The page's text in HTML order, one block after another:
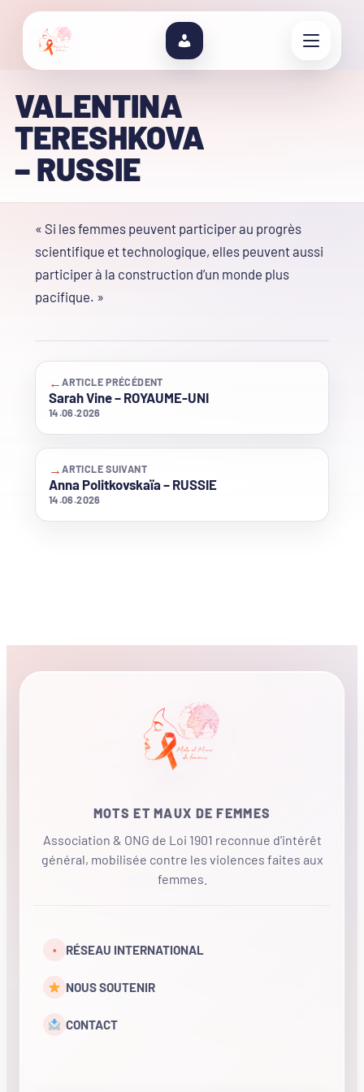
VALENTINA
TERESHKOVA
– RUSSIE
« Si les femmes peuvent participer au progrès
scientifique et technologique, elles peuvent aussi
participer à la construction d’un monde plus
pacifique. »
←ARTICLE PRÉCÉDENT
Sarah Vine – ROYAUME-UNI
14.06.2026
→ARTICLE SUIVANT
Anna Politkovskaïa – RUSSIE
14.06.2026
MOTS ET MAUX DE FEMMES
Association & ONG de Loi 1901 reconnue d'intérêt
général, mobilisée contre les violences faites aux
femmes.
• RÉSEAU INTERNATIONAL
NOUS SOUTENIR
CONTACT